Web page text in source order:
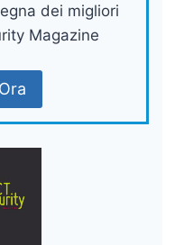
dei migliori
Magazine